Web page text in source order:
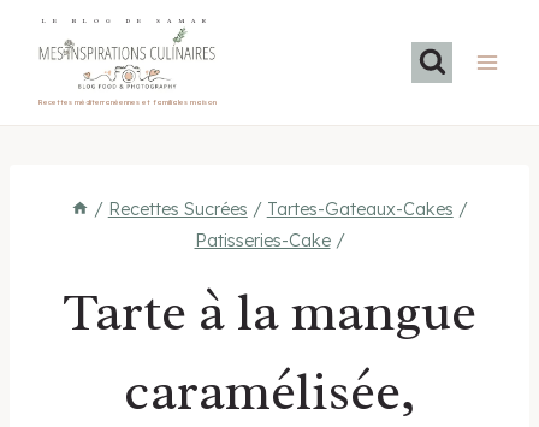
LE BLOG DE SAMAR
Recettes méditerranéennes et familiales maison
/ Recettes Sucrées / Tartes-Gateaux-Cakes /
Patisseries-Cake /
Tarte à la mangue
caramélisée,